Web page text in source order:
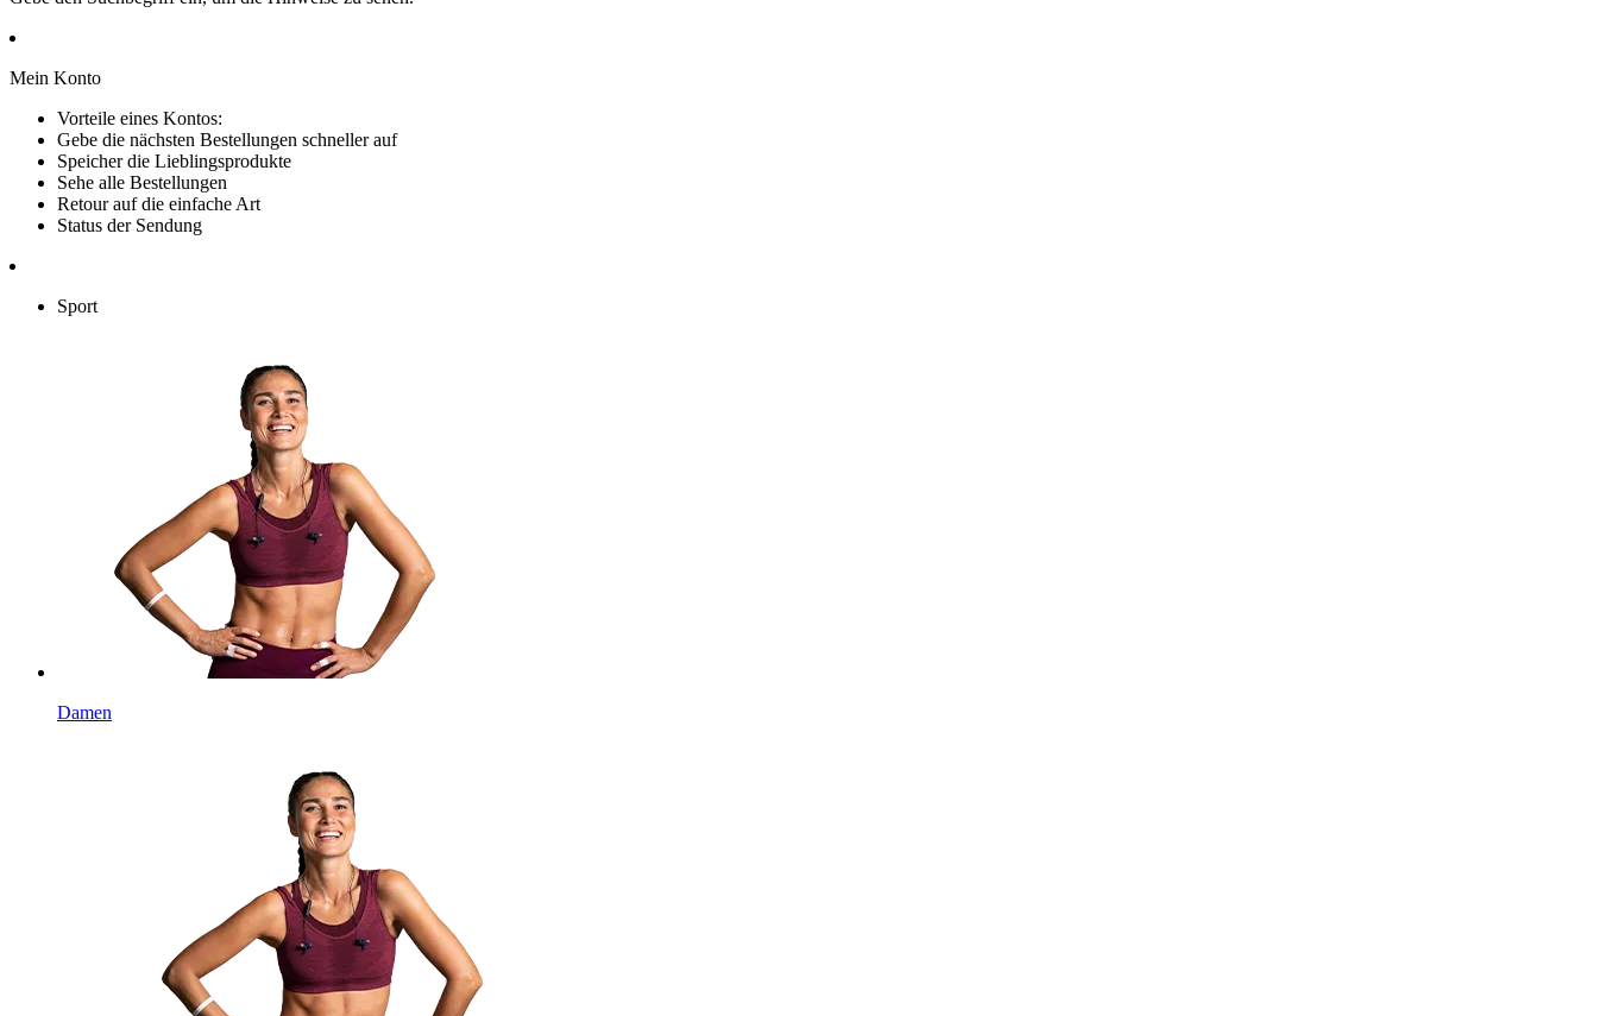
Mein Konto
Vorteile eines Kontos:
Gebe die nächsten Bestellungen schneller auf
Speicher die Lieblingsprodukte
Sehe alle Bestellungen
Retour auf die einfache Art
Status der Sendung
Sport
Damen